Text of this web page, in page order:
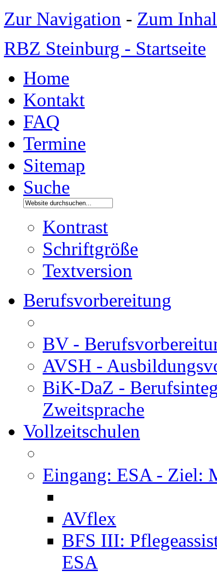
Zur Navigation - Zum
RBZ Steinburg - Startseite
Home
Kontakt
FAQ
Termine
Sitemap
Suche
Kontrast
Schriftgröße
Textversion
Berufsvorbereitung
BV -
AVSH -
BiK-DaZ -
Zweitsprache
Vollzeitschulen
Eingang: ESA - Ziel:
AVflex
BFS III:
ESA